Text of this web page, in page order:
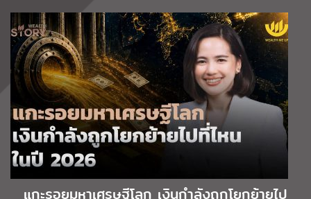
แกะรอยมหาเศรษฐีโลก เงินกำลังถูกโยกย้ายไป